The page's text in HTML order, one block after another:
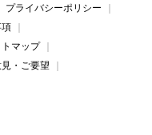
プライバシーポリシー
マップ
見・ご要望